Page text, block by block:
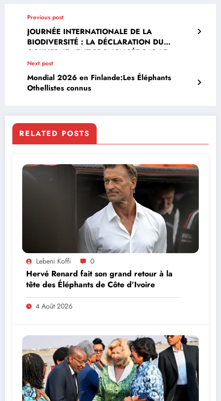
Previous post
JOURNÉE INTERNATIONALE DE LA
BIODIVERSITÉ : LA DÉCLARATION DU
GOUVERNEMENT PRONONCÉE PAR LE
MINISTRE ABOU BAMBA
Next post
Mondial 2026 en Finlande:Les Éléphants
Othellistes connus
RELATED POSTS
Lebeni Koffi 0
Hervé Renard fait son grand retour à la
tête des Éléphants de Côte d’Ivoire
4 Août 2026